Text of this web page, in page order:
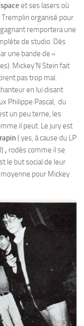
et ses lasers où
organisé pour
remportera une
de studio. Dès
une bande de «
Mickey’N Stein fait
pas trop mal.
en lui disant
Philippe Pascal, du
un peu terne, les
il peut. Le jury est
( yes, à cause du LP
, rodés comme il se
le but social de leur
pour Mickey